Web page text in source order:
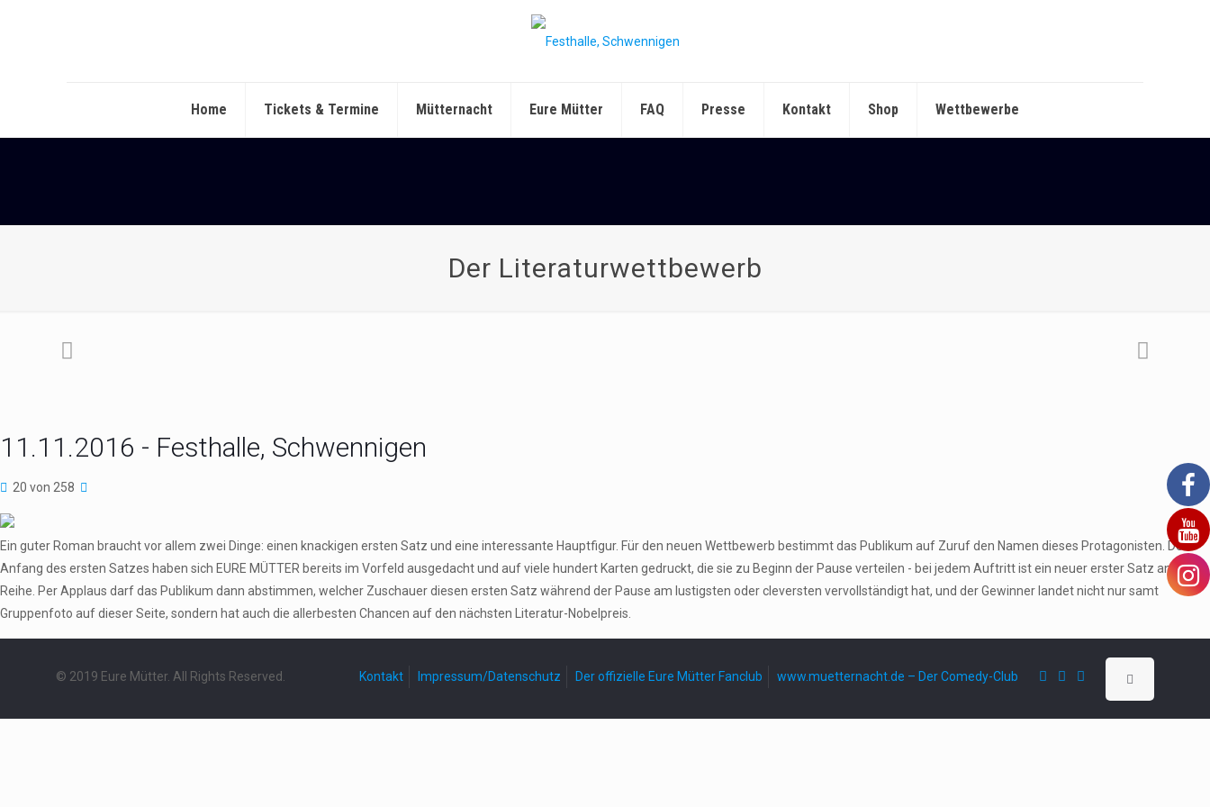
Home Tickets & Termine Mütternacht Eure Mütter FAQ Presse Kontakt Shop Wettbewerbe
Der Literaturwettbewerb
11.11.2016 - Festhalle, Schwennigen
20 von 258
Ein guter Roman braucht vor allem zwei Dinge: einen knackigen ersten Satz und eine interessante Hauptfigur. Für den neuen Wettbewerb bestimmt das Publikum auf Zuruf den Namen dieses Protagonisten. Den
Anfang des ersten Satzes haben sich EURE MÜTTER bereits im Vorfeld ausgedacht und auf viele hundert Karten gedruckt, die sie zu Beginn der Pause verteilen - bei jedem Auftritt ist ein neuer erster Satz an der
Reihe. Per Applaus darf das Publikum dann abstimmen, welcher Zuschauer diesen ersten Satz während der Pause am lustigsten oder cleversten vervollständigt hat, und der Gewinner landet nicht nur samt
Gruppenfoto auf dieser Seite, sondern hat auch die allerbesten Chancen auf den nächsten Literatur-Nobelpreis.
© 2019 Eure Mütter. All Rights Reserved. Kontakt Impressum/Datenschutz Der offizielle Eure Mütter Fanclub www.muetternacht.de – Der Comedy-Club